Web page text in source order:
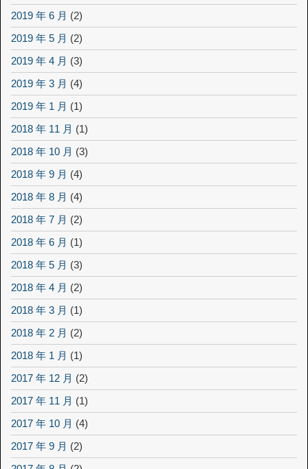
2019 年 6 月 (2)
2019 年 5 月 (2)
2019 年 4 月 (3)
2019 年 3 月 (4)
2019 年 1 月 (1)
2018 年 11 月 (1)
2018 年 10 月 (3)
2018 年 9 月 (4)
2018 年 8 月 (4)
2018 年 7 月 (2)
2018 年 6 月 (1)
2018 年 5 月 (3)
2018 年 4 月 (2)
2018 年 3 月 (1)
2018 年 2 月 (2)
2018 年 1 月 (1)
2017 年 12 月 (2)
2017 年 11 月 (1)
2017 年 10 月 (4)
2017 年 9 月 (2)